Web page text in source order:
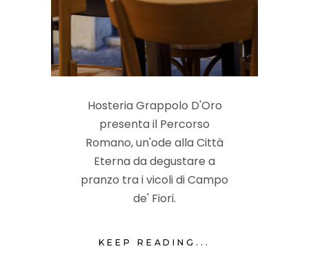
Hosteria Grappolo D'Oro
presenta il Percorso
Romano, un'ode alla Città
Eterna da degustare a
pranzo tra i vicoli di Campo
de' Fiori.
KEEP READING...